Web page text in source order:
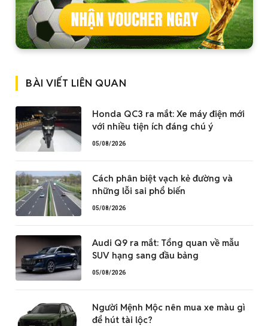
BÀI VIẾT LIÊN QUAN
Honda QC3 ra mắt: Xe máy điện mới
với nhiều tiện ích đáng chú ý
05/08/2026
Cách phân biệt vạch kẻ đường và
những lỗi sai phổ biến
05/08/2026
Audi Q9 ra mắt: Tổng quan về mẫu
SUV hạng sang đầu bảng
05/08/2026
Người Mệnh Mộc nên mua xe màu gì
để hút tài lộc?